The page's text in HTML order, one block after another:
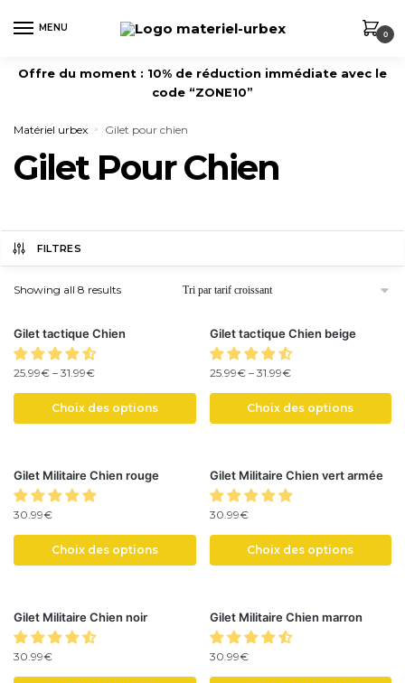
MENU
0
Offre du moment : 10% de réduction immédiate avec le
code “ZONE10”
Matériel urbex » Gilet pour chien
Gilet Pour Chien
FILTRES
Showing all 8 results
Gilet tactique Chien
25.99€ – 31.99€
Choix des options
Gilet tactique Chien beige
25.99€– 31.99€
Choix des options
Gilet Militaire Chien rouge
30.99€
Choix des options
Gilet Militaire Chien vert armée
30.99€
Choix des options
Gilet Militaire Chien noir
30.99€
Gilet Militaire Chien marron
30.99€